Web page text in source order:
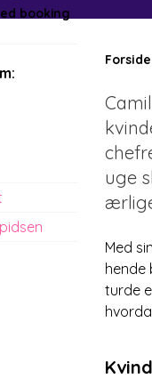
Forside
uge
Med
hende
turde
booking